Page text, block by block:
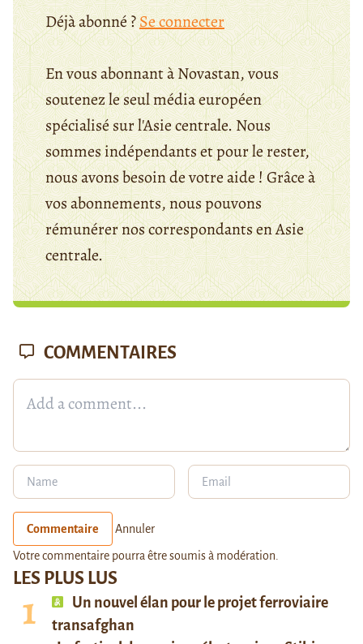
Déjà abonné ?Se connecter
En vous abonnant à Novastan, vous
soutenez le seul média européen
spécialisé sur l'Asie centrale. Nous
sommes indépendants et pour le rester,
nous avons besoin de votre aide ! Grâce à
vos abonnements, nous pouvons
rémunérer nos correspondants en Asie
centrale.
LES PLUS LUS
Un nouvel élan pour le projet ferroviaire
transafghan
COMMENTAIRES
Commentaire Annuler
Votre commentaire pourra être soumis à modération.